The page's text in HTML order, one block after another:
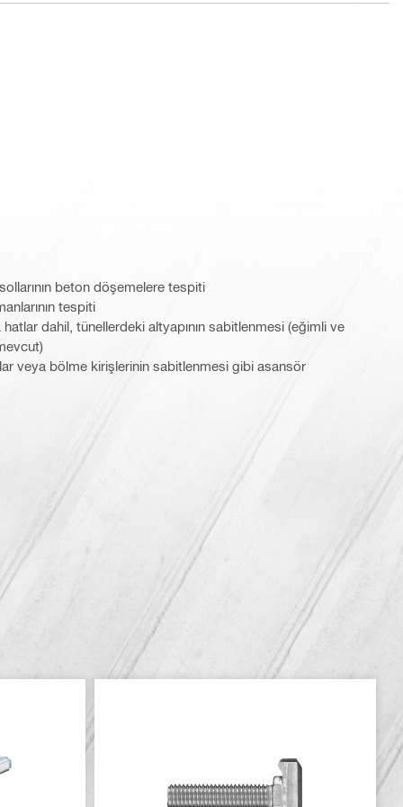
beton döşemelere tespiti
tespiti
dahil, tünellerdeki altyapının sabitlenmesi (eğimli ve
veya bölme kirişlerinin sabitlenmesi gibi asansör